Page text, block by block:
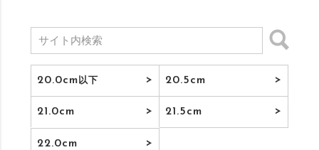
20.0cm以下 20.5cm
21.0cm 21.5cm
22.0cm